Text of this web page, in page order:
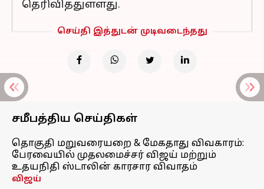
தெரிவித்துள்ளது.
செய்தி இத்துடன் முடிவடைந்தது
சமீபத்திய செய்திகள்
தொகுதி மறுவரையறை & மேகதாது விவகாரம்:
பேரவையில் முதலமைச்சர் விஜய் மற்றும்
உதயநிதி ஸ்டாலின் காரசார விவாதம்
விஜய்